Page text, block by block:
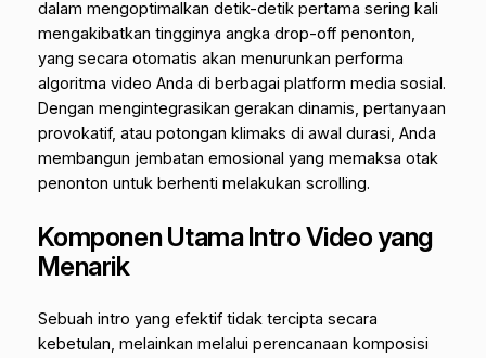
dalam mengoptimalkan detik-detik pertama sering kali
mengakibatkan tingginya angka drop-offpenonton,
yang secara otomatis akan menurunkan performa
algoritma video Anda di berbagai platform media sosial.
Dengan mengintegrasikan gerakan dinamis, pertanyaan
provokatif, atau potongan klimaks di awal durasi, Anda
membangun jembatan emosional yang memaksa otak
penonton untuk berhenti melakukan scrolling.
Komponen Utama Intro Video yang
Menarik
Sebuah intro yang efektif tidak tercipta secara
kebetulan, melainkan melalui perencanaan komposisi